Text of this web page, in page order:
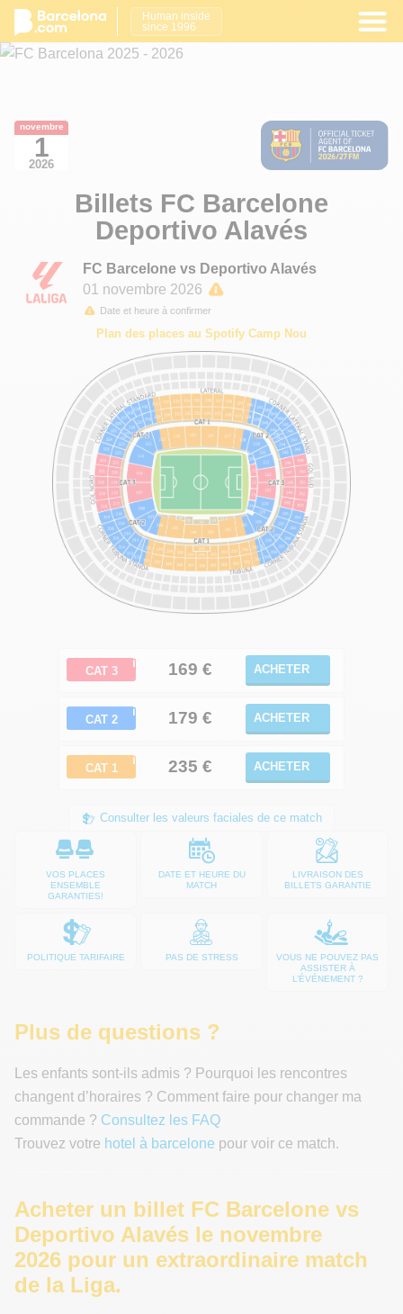
Human inside
since 1996
novembre
1
2026
Billets FC Barcelone
Deportivo Alavés
FC Barcelone vs Deportivo Alavés
01 novembre 2026
Date et heure à confirmer
Plan des places au Spotify Camp Nou
ℹ
CAT 3 169 € ACHETER
ℹ
CAT 2 179 € ACHETER
ℹ
CAT 1 235 € ACHETER
Consulter les valeurs faciales de ce match
VOS PLACES
ENSEMBLE
GARANTIES!
DATE ET HEURE DU
MATCH
LIVRAISON DES
BILLETS GARANTIE
POLITIQUE TARIFAIRE PAS DE STRESS
VOUS NE POUVEZ PAS
ASSISTER À
L’ÉVÉNEMENT ?
Plus de questions ?
Les enfants sont-ils admis ? Pourquoi les rencontres
changent d’horaires ? Comment faire pour changer ma
commande ? Consultez les FAQ
Trouvez votre hotel à barcelone pour voir ce match.
Acheter un billet FC Barcelone vs
Deportivo Alavés le novembre
2026 pour un extraordinaire match
de la Liga.